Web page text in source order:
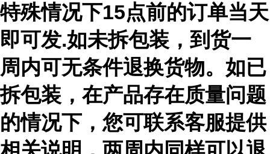
特殊情况下15点前的订单当天
即可发.如未拆包装，到货一
周内可无条件退换货物。如已
拆包装，在产品存在质量问题
的情况下，您可联系客服提供